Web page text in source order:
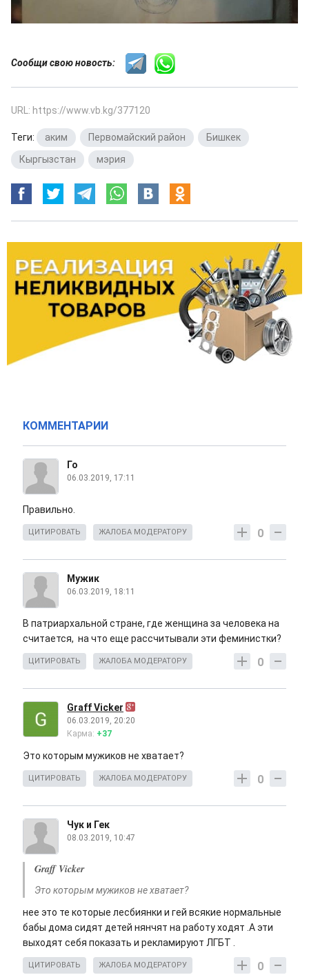
Сообщи свою новость:
URL: https://www.vb.kg/377120
Теги: аким Первомайский район Бишкек
Кыргызстан
мэрия
КОММЕНТАРИИ
Го
06.03.2019, 17:11
Правильно.
0
ЦИТИРОВАТЬ ЖАЛОБА МОДЕРАТОРУ
Мужик
06.03.2019, 18:11
В патриархальной стране, где женщина за человека на
считается, на что еще рассчитывали эти феминистки?
0
ЦИТИРОВАТЬ ЖАЛОБА МОДЕРАТОРУ
Graff Vicker
06.03.2019, 20:20
Карма: +37
Это которым мужиков не хватает?
0
ЦИТИРОВАТЬ ЖАЛОБА МОДЕРАТОРУ
Чук и Гек
08.03.2019, 10:47
Graff Vicker
Это которым мужиков не хватает?
нее это те которые лесбиянки и гей всякие нормальные
бабы дома сидят детей нянчят на работу ходят .А эти
выходят себя показать и рекламируют ЛГБТ .
0
ЦИТИРОВАТЬ ЖАЛОБА МОДЕРАТОРУ